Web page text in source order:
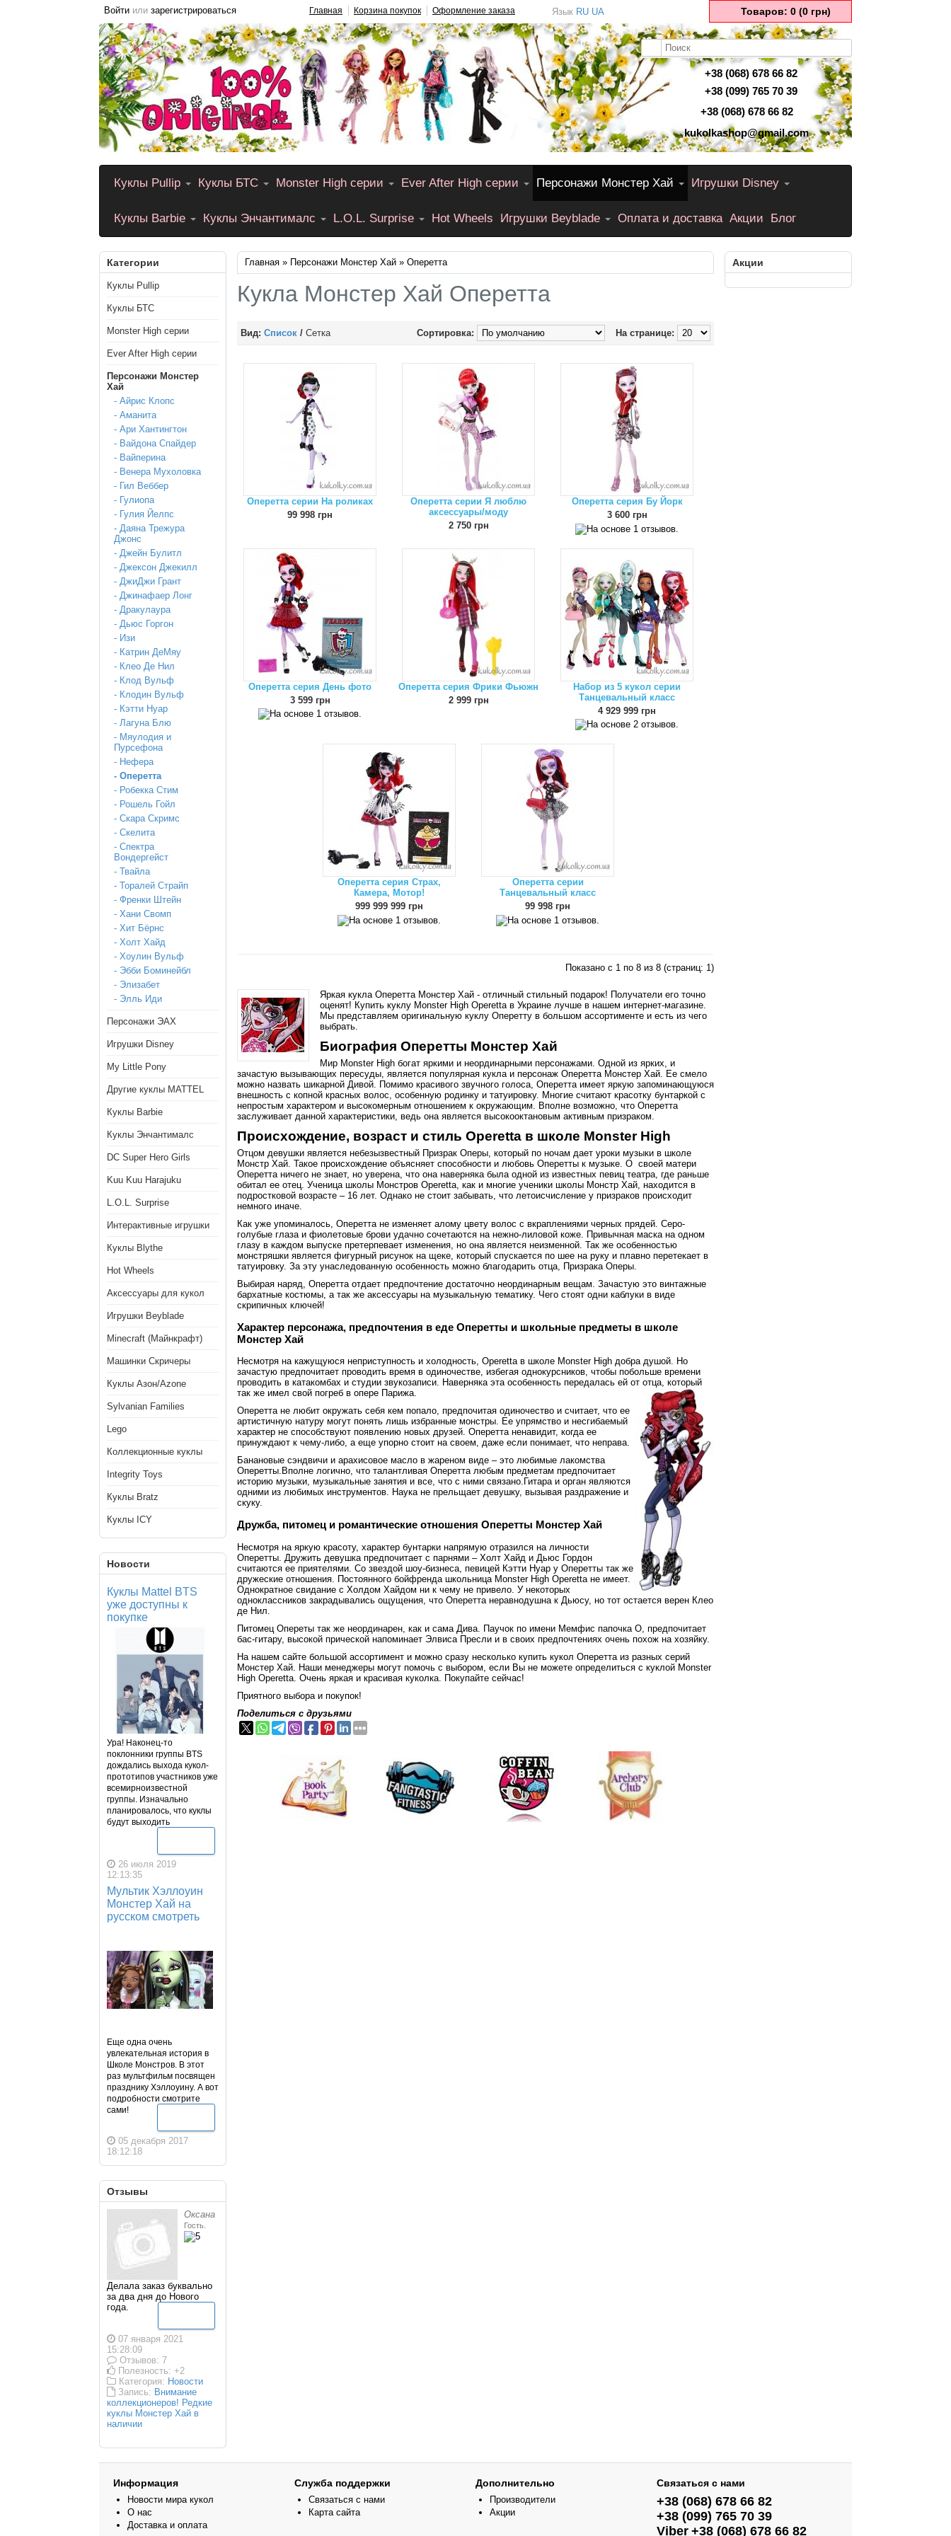
Войти или зарегистрироваться Главная Корзина покупок Оформление заказа Язык RU UA Товаров: 0 (0 грн)
+38 (068) 678 66 82
+38 (099) 765 70 39
+38 (068) 678 66 82
kukolkashop@gmail.com
Куклы Pullip Куклы БТС Monster High серии Ever After High серии Персонажи Монстер Хай Игрушки Disney
Куклы Barbie Куклы Энчантималс L.O.L. Surprise Hot Wheels Игрушки Beyblade Оплата и доставка Акции Блог
Категории
Куклы Pullip
Куклы БТС
Monster High серии
Ever After High серии
Персонажи Монстер
Хай
- Айрис Клопс
- Аманита
- Ари Хантингтон
- Вайдона Спайдер
- Вайперина
- Венера Мухоловка
- Гил Веббер
- Гулиопа
- Гулия Йелпс
- Даяна Трежура
Джонс
- Джейн Булитл
- Джексон Джекилл
- ДжиДжи Грант
- Джинафаер Лонг
- Дракулаура
- Дьюс Горгон
- Изи
- Катрин ДеМяу
- Клео Де Нил
- Клод Вульф
- Клодин Вульф
- Кэтти Нуар
- Лагуна Блю
- Мяулодия и
Пурсефона
- Нефера
- Оперетта
- Робекка Стим
- Рошель Гойл
- Скара Скримс
- Скелита
- Спектра
Вондергейст
- Твайла
- Торалей Страйп
- Френки Штейн
- Хани Свомп
- Хит Бёрнс
- Холт Хайд
- Хоулин Вульф
- Эбби Боминейбл
- Элизабет
- Элль Иди
Персонажи ЭАХ
Игрушки Disney
My Little Pony
Другие куклы MATTEL
Куклы Barbie
Куклы Энчантималс
DC Super Hero Girls
Kuu Kuu Harajuku
L.O.L. Surprise
Интерактивные игрушки
Куклы Blythe
Hot Wheels
Аксессуары для кукол
Игрушки Beyblade
Minecraft (Майнкрафт)
Машинки Скричеры
Куклы Азон/Azone
Sylvanian Families
Lego
Коллекционные куклы
Integrity Toys
Куклы Bratz
Куклы ICY
Новости
Куклы Mattel BTS
уже доступны к
покупке
Ура! Наконец-то
поклонники группы BTS
дождались выхода кукол-
прототипов участников уже
всемирноизвестной
группы. Изначально
планировалось, что куклы
будут выходить
26 июля 2019
12:13:35
Мультик Хэллоуин
Монстер Хай на
русском смотреть
Еще одна очень
увлекательная история в
Школе Монстров. В этот
раз мультфильм посвящен
празднику Хэллоуину. А вот
подробности смотрите
сами!
05 декабря 2017
18:12:18
Отзывы
Оксана
Гость.
Делала заказ буквально
за два дня до Нового
года.
07 января 2021
15:28:09
Отзывов: 7
Полезность: +2
Категория: Новости
Запись: Внимание
коллекционеров! Редкие
куклы Монстер Хай в
наличии
Акции
Главная » Персонажи Монстер Хай » Оперетта
Кукла Монстер Хай Оперетта
Вид: Список / Сетка На странице:
Сортировка:
Оперетта серии На роликах
99 998 грн
Оперетта серии Я люблю
аксессуары/моду
2 750 грн
Оперетта серия Бу Йорк
3 600 грн
Оперетта серия День фото
3 599 грн
Оперетта серия Фрики Фьюжн
2 999 грн
Набор из 5 кукол серии
Танцевальный класс
4 929 999 грн
Оперетта серия Страх,
Камера, Мотор!
999 999 999 грн
Оперетта серии
Танцевальный класс
99 998 грн
Показано с 1 по 8 из 8 (страниц: 1)
Яркая кукла Оперетта Монстер Хай - отличный стильный подарок! Получатели его точно
оценят! Купить куклу Monster High Operetta в Украине лучше в нашем интернет-магазине.
Мы представляем оригинальную куклу Оперетту в большом ассортименте и есть из чего
выбрать.
Биография Оперетты Монстер Хай
Мир Monster High богат яркими и неординарными персонажами. Одной из ярких, и
зачастую вызывающих пересуды, является популярная кукла и персонаж Оперетта Монстер Хай. Ее смело
можно назвать шикарной Дивой. Помимо красивого звучного голоса, Оперетта имеет яркую запоминающуюся
внешность с копной красных волос, особенную родинку и татуировку. Многие считают красотку бунтаркой с
непростым характером и высокомерным отношением к окружающим. Вполне возможно, что Оперетта
заслуживает данной характеристики, ведь она является высокооктановым активным призраком.
Происхождение, возраст и стиль Operetta в школе Monster High
Отцом девушки является небезызвестный Призрак Оперы, который по ночам дает уроки музыки в школе
Монстр Хай. Такое происхождение объясняет способности и любовь Оперетты к музыке. О своей матери
Оперетта ничего не знает, но уверена, что она наверняка была одной из известных певиц театра, где раньше
обитал ее отец. Ученица школы Монстров Operetta, как и многие ученики школы Монстр Хай, находится в
подростковой возрасте – 16 лет. Однако не стоит забывать, что летоисчисление у призраков происходит
немного иначе.
Как уже упоминалось, Оперетта не изменяет алому цвету волос с вкраплениями черных прядей. Серо-
голубые глаза и фиолетовые брови удачно сочетаются на нежно-лиловой коже. Привычная маска на одном
глазу в каждом выпуске претерпевает изменения, но она является неизменной. Так же особенностью
монстряшки является фигурный рисунок на щеке, который спускается по шее на руку и плавно перетекает в
татуировку. За эту унаследованную особенность можно благодарить отца, Призрака Оперы.
Выбирая наряд, Оперетта отдает предпочтение достаточно неординарным вещам. Зачастую это винтажные
бархатные костюмы, а так же аксессуары на музыкальную тематику. Чего стоят одни каблуки в виде
скрипичных ключей!
Характер персонажа, предпочтения в еде Оперетты и школьные предметы в школе
Монстер Хай
Несмотря на кажущуюся неприступность и холодность, Operetta в школе Monster High добра душой. Но
зачастую предпочитает проводить время в одиночестве, избегая однокурсников, чтобы побольше времени
проводить в катакомбах и студии звукозаписи. Наверняка эта особенность передалась ей от отца, который
так же имел свой погреб в опере Парижа.
Оперетта не любит окружать себя кем попало, предпочитая одиночество и считает, что ее
артистичную натуру могут понять лишь избранные монстры. Ее упрямство и несгибаемый
характер не способствуют появлению новых друзей. Оперетта ненавидит, когда ее
принуждают к чему-либо, а еще упорно стоит на своем, даже если понимает, что неправа.
Банановые сэндвичи и арахисовое масло в жареном виде – это любимые лакомства
Оперетты.Вполне логично, что талантливая Оперетта любым предметам предпочитает
историю музыки, музыкальные занятия и все, что с ними связано.Гитара и орган являются
одними из любимых инструментов. Наука не прельщает девушку, вызывая раздражение и
скуку.
Дружба, питомец и романтические отношения Оперетты Монстер Хай
Несмотря на яркую красоту, характер бунтарки напрямую отразился на личности
Оперетты. Дружить девушка предпочитает с парнями – Холт Хайд и Дьюс Гордон
считаются ее приятелями. Со звездой шоу-бизнеса, певицей Кэтти Нуар у Оперетты так же
дружеские отношения. Постоянного бойфренда школьница Monster High Operetta не имеет.
Однократное свидание с Холдом Хайдом ни к чему не привело. У некоторых
одноклассников закрадывались ощущения, что Оперетта неравнодушна к Дьюсу, но тот остается верен Клео
де Нил.
Питомец Опереты так же неординарен, как и сама Дива. Паучок по имени Мемфис папочка О, предпочитает
бас-гитару, высокой прической напоминает Элвиса Пресли и в своих предпочтениях очень похож на хозяйку.
На нашем сайте большой ассортимент и можно сразу несколько купить кукол Оперетта из разных серий
Монстер Хай. Наши менеджеры могут помочь с выбором, если Вы не можете определиться с куклой Monster
High Operetta. Очень яркая и красивая куколка. Покупайте сейчас!
Приятного выбора и покупок!
Поделиться с друзьями
Информация
Новости мира кукол
О нас
Доставка и оплата
Служба поддержки
Связаться с нами
Карта сайта
Дополнительно
Производители
Акции
Связаться с нами
+38 (068) 678 66 82
+38 (099) 765 70 39
Viber +38 (068) 678 66 82